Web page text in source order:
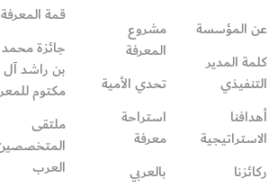
عن المؤسسة
كلمة المدير
التنفيذي
أهدافنا
الاستراتيجية
ركائزنا
مشروع
المعرفة
تحدي الأمية
استراحة
معرفة
بالعربي
قمة المعرفة
جائزة محمد
بن راشد آل
مكتوم
ملتقى
العرب